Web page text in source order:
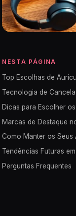
NESTA PÁGINA
Top Escolhas de
Tecnologia de
Dicas para Escolher
Marcas de Destaque
Como Manter os Seus
Tendências Futuras
Perguntas Frequentes